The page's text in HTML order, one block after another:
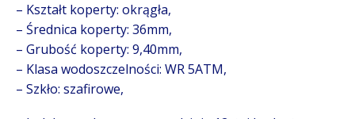
– Kształt koperty: okrągła,
– Średnica koperty: 36mm,
– Grubość koperty: 9,40mm,
– Klasa wodoszczelności: WR 5ATM,
– Szkło: szafirowe,